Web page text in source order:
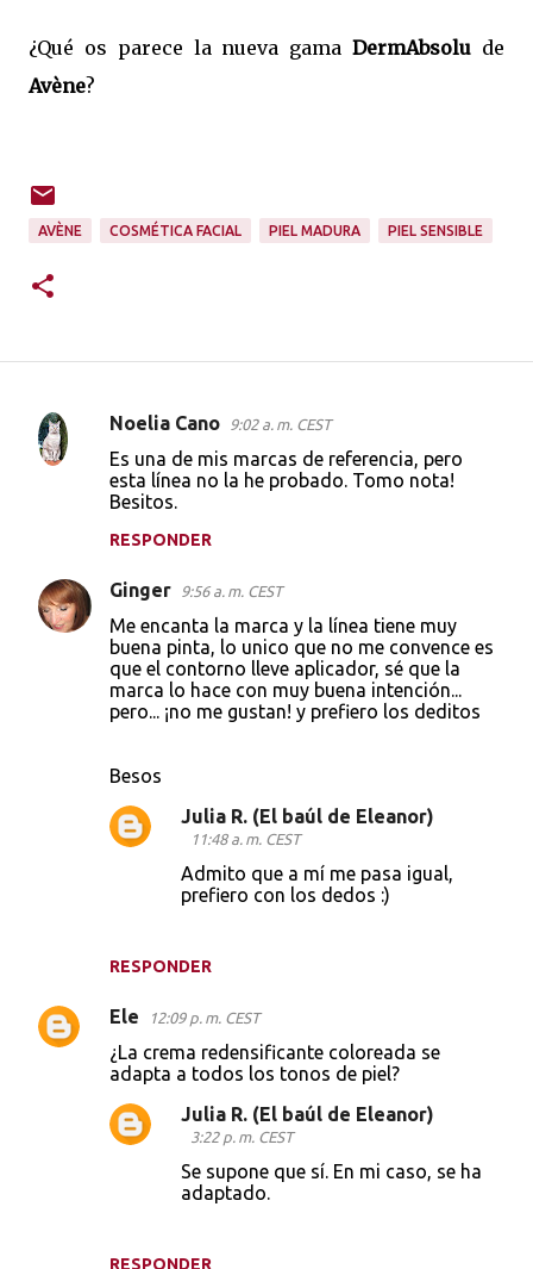
¿Qué os parece la nueva gamaDermAbsolu de
Avène?
AVÈNE COSMÉTICA FACIAL PIEL MADURA PIEL SENSIBLE
C
o
t
Noelia Cano 9:02 a. m. CEST
Es una de mis marcas de referencia, pero
esta línea no la he probado. Tomo nota!
Besitos.
RESPONDER
Ginger 9:56 a. m. CEST
Me encanta la marca y la línea tiene muy
buena pinta, lo unico que no me convence es
que el contorno lleve aplicador, sé que la
marca lo hace con muy buena intención...
pero... ¡no me gustan! y prefiero los deditos
Besos
RESPONDER
Julia R. (El baúl de Eleanor)
11:48 a. m. CEST
Admito que a mí me pasa igual,
prefiero con los dedos :)
Ele 12:09 p. m. CEST
¿La crema redensificante coloreada se
adapta a todos los tonos de piel?
RESPONDER
Julia R. (El baúl de Eleanor)
3:22 p. m. CEST
Se supone que sí. En mi caso, se ha
adaptado.